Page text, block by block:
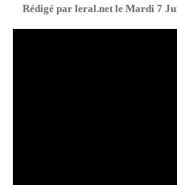
Rédigé par leral.net le Mardi 7